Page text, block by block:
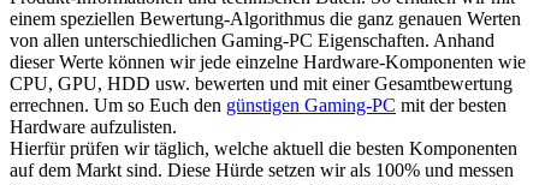
einem speziellen Bewertung-Algorithmus die ganz genauen Werten
von allen unterschiedlichen Gaming-PC Eigenschaften. Anhand
dieser Werte können wir jede einzelne Hardware-Komponenten wie
CPU, GPU, HDD usw. bewerten und mit einer Gesamtbewertung
errechnen. Um so Euch den günstigen Gaming-PC mit der besten
Hardware aufzulisten.
Hierfür prüfen wir täglich, welche aktuell die besten Komponenten
auf dem Markt sind. Diese Hürde setzen wir als 100% und messen